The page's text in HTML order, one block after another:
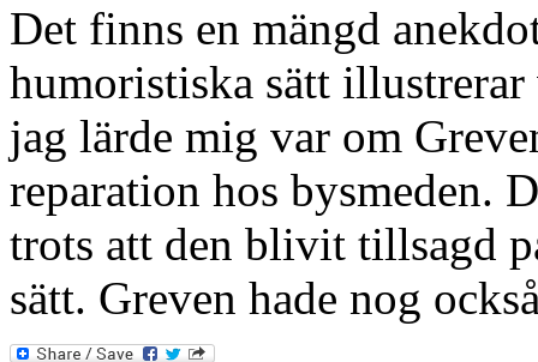
Det finns en mängd
humoristiska sätt
jag lärde mig var om
reparation hos bysmeden.
trots att den blivit tillsagd
sätt. Greven hade nog